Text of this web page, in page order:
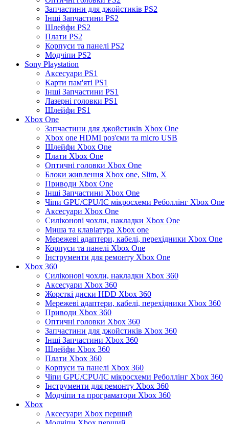
Запчастини для джойстиків PS2
Інші Запчастини PS2
Шлейфи PS2
Плати PS2
Корпуси та панелі PS2
Модчіпи PS2
Sony Playstation
Аксесуари PS1
Карти пам'яті PS1
Інші Запчастини PS1
Лазерні головки PS1
Шлейфи PS1
Xbox One
Запчастини для джойстиків Xbox One
Xbox one HDMI роз'єми та micro USB
Шлейфи Xbox One
Плати Xbox One
Оптичні головки Xbox One
Блоки живлення Xbox one, Slim, X
Приводи Xbox One
Інші Запчастини Xbox One
Чіпи GPU/CPU/IC мікросхеми Реболлінг Xbox One
Аксесуари Xbox One
Силіконові чохли, накладки Xbox One
Миша та клавіатура Xbox one
Мережеві адаптери, кабелі, перехідники Xbox One
Корпуси та панелі Xbox One
Інструменти для ремонту Xbox One
Xbox 360
Силіконові чохли, накладки Xbox 360
Аксесуари Xbox 360
Жорсткі диски HDD Xbox 360
Мережеві адаптери, кабелі, перехідники Xbox 360
Приводи Xbox 360
Оптичні головки Xbox 360
Запчастини для джойстиків Xbox 360
Інші Запчастини Xbox 360
Шлейфи Xbox 360
Плати Xbox 360
Корпуси та панелі Xbox 360
Чіпи GPU/CPU/IC мікросхеми Реболлінг Xbox 360
Інструменти для ремонту Xbox 360
Модчіпи та програматори Xbox 360
Xbox
Аксесуари Xbox перший